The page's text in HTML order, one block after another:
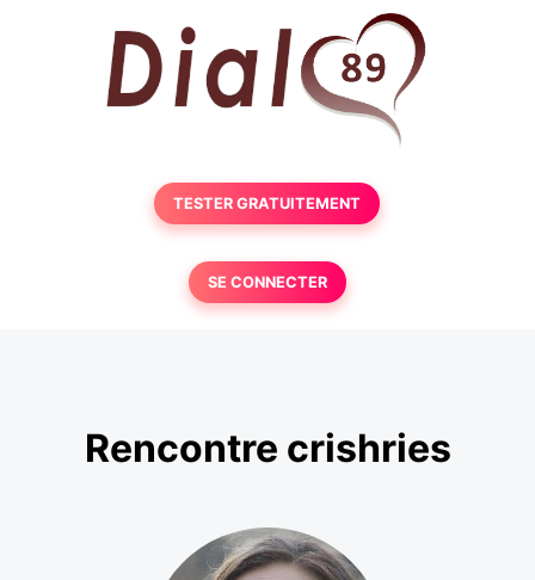
TESTER GRATUITEMENT
SE CONNECTER
Rencontre crishries